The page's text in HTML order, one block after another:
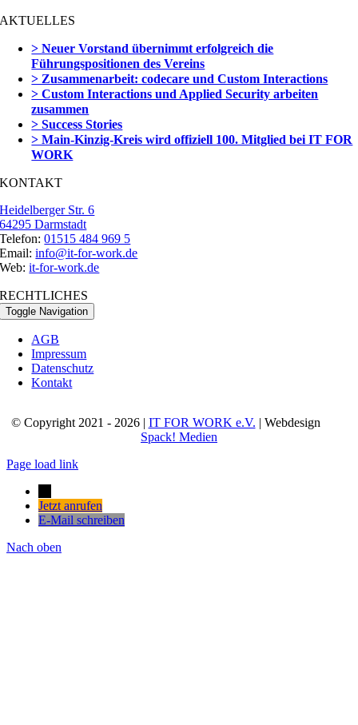
AKTUELLES
> Neuer Vorstand übernimmt erfolgreich die
Führungspositionen des Vereins
> Zusammenarbeit: codecare und Custom Interactions
> Custom Interactions und Applied Security arbeiten
zusammen
> Success Stories
> Main-Kinzig-Kreis wird offiziell 100. Mitglied bei IT FOR
WORK
KONTAKT
Heidelberger Str. 6
64295 Darmstadt
Telefon:01515 484 969 5
Email:info@it-for-work.de
Web:it-for-work.de
RECHTLICHES
Toggle Navigation
AGB
Impressum
Datenschutz
Kontakt
© Copyright 2021 - 2026 | IT FOR WORK e.V. | Webdesign
Spack! Medien
Page load link
Jetzt anrufen
E-Mail schreiben
Nach oben